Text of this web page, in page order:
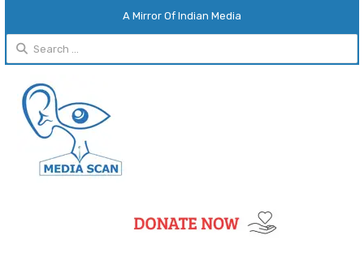
A Mirror Of Indian Media
Search
for: